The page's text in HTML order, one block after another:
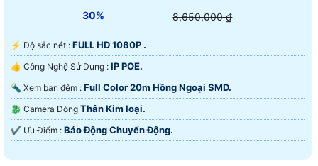
30% 8,650,000 ₫
️⚡ Độ sắc nét : FULL HD 1080P .
👍 Công Nghệ Sử Dụng : IP POE.
🔦 Xem ban đêm : Full Color 20m Hồng Ngoại SMD.
🐉️ Camera Dòng Thân Kim loại.
️✔️ Ưu Điểm : Báo Động Chuyển Động.